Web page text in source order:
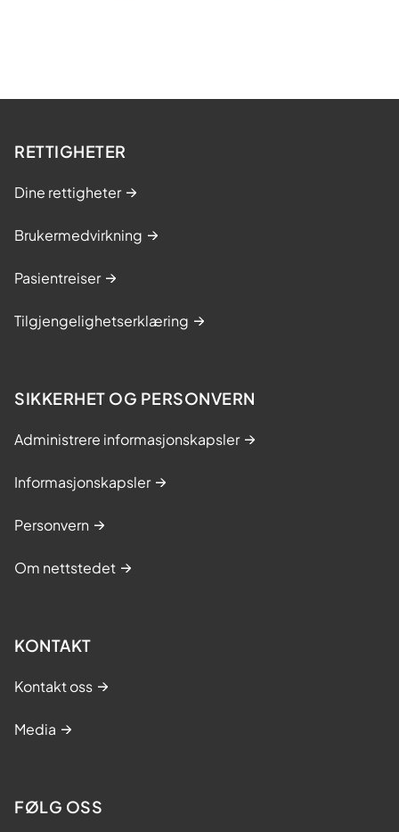
RETTIGHETER
Dine rettigheter
Brukermedvirkning
Pasientreiser
Tilgjengelighetserklæring
SIKKERHET OG PERSONVERN
Administrere informasjonskapsler
Informasjonskapsler
Personvern
Om nettstedet
KONTAKT
Kontakt oss
Media
FØLG OSS